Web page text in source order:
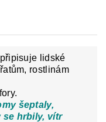
lidské
rostlinám
šeptaly,
se hrbily, vítr